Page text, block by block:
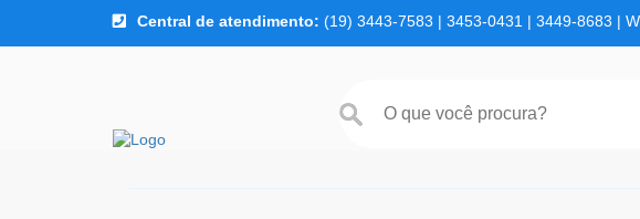
Pular para o conteúdoCentral de atendimento: (19) 3443-7583 | 3453-0431 | 3449-8683 |